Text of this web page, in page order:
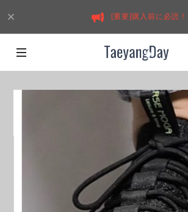
[重要]購入前に必読！